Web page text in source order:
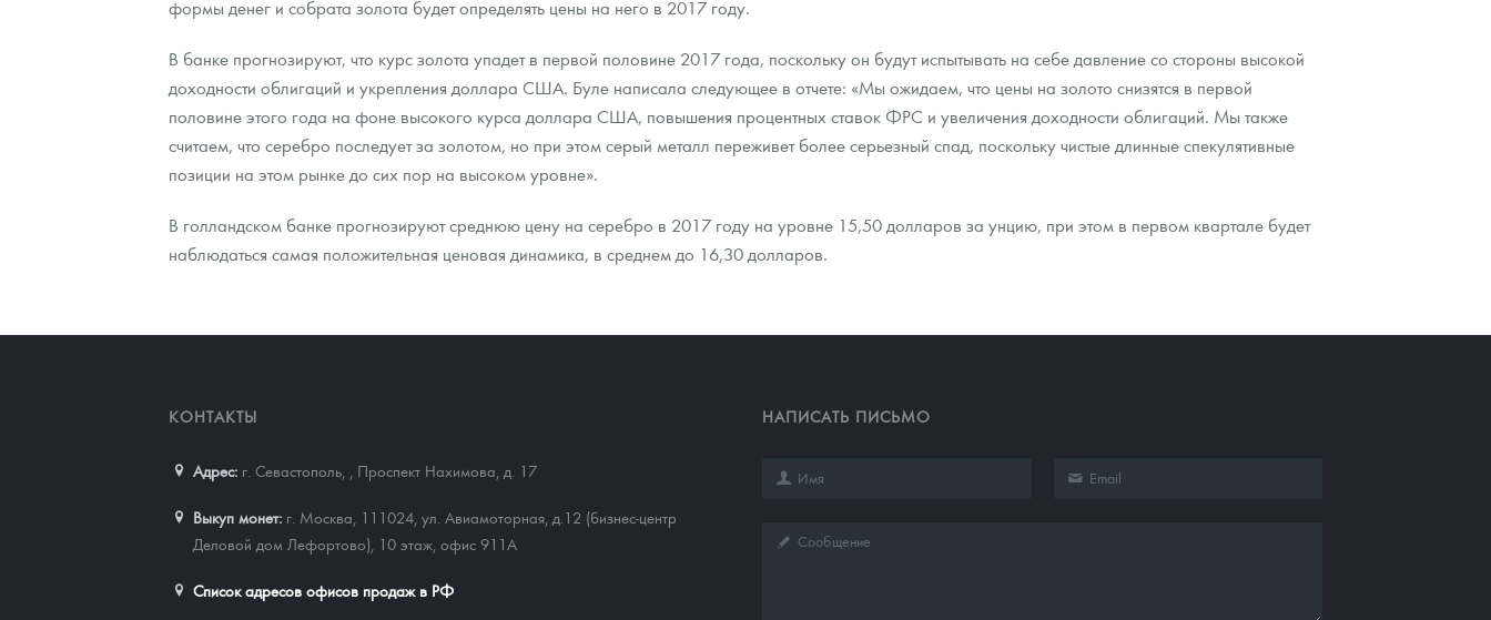
Золотой червонец Сеятель
Золотые слитки
Аксессуары
Год Лошади
Жетоны "Необыкновенные обитатели глубин"
Золотая карманная галерея
Наборы подарочных и коллекционных монет
Монеты и жетоны из недрагоценных металлов
Выкуп монет
Выкуп серебряных монет
Вопрос - ответ
Памятка для работы с монетами из драгметаллов
Монеты
Политика использования Cookies
Распродажа монет и жетонов
Итоги 2025 года. Прогноз курсов золота, серебра, платины на 2026 год
Cтатьи
Георгий Победоносец - динамика цен
Курс золота и серебра
Лом выкуп
Скупка слитков
Контакты
О нас
Наши преимущества
Пресс-служба
формы денег и собрата золота будет определять цены на него в 2017 году.
В банке прогнозируют, что курс золота упадет в первой половине 2017 года, поскольку он будут испытывать на себе давление со стороны высокой
доходности облигаций и укрепления доллара США. Буле написала следующее в отчете: «Мы ожидаем, что цены на золото снизятся в первой
половине этого года на фоне высокого курса доллара США, повышения процентных ставок ФРС и увеличения доходности облигаций. Мы также
считаем, что серебро последует за золотом, но при этом серый металл переживет более серьезный спад, поскольку чистые длинные спекулятивные
позиции на этом рынке до сих пор на высоком уровне».
В голландском банке прогнозируют среднюю цену на серебро в 2017 году на уровне 15,50 долларов за унцию, при этом в первом квартале будет
наблюдаться самая положительная ценовая динамика, в среднем до 16,30 долларов.
КОНТАКТЫ
Адрес: г. Севастополь, Проспект Нахимова, д. 17
Выкуп монет: г. Москва, 111024, ул. Авиамоторная, д.12 (бизнес-центр
Деловой дом Лефортово), 10 этаж, офис 911А
Список адресов офисов продаж в РФ
НАПИСАТЬ ПИСЬМО